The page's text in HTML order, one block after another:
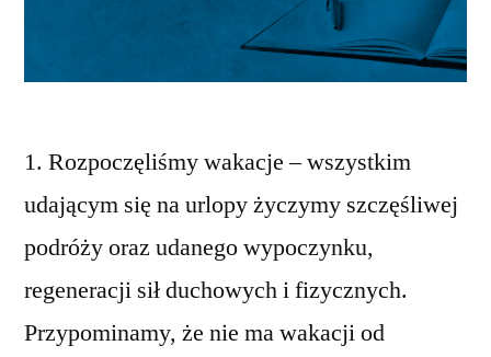
1. Rozpoczęliśmy wakacje – wszystkim
udającym się na urlopy życzymy szczęśliwej
podróży oraz udanego wypoczynku,
regeneracji sił duchowych i fizycznych.
Przypominamy, że nie ma wakacji od